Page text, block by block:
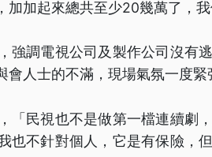
加起來總共至少20幾萬了，我
強調電視公司及製作公司沒有
人士的不滿，現場氣氛一度緊
「民視也不是做第一檔連續劇
也不針對個人，它是有保險，